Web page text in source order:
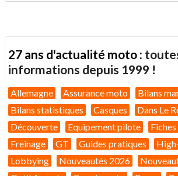
27 ans d'actualité moto :
informations depuis 1999 !
Allemagne Assurance moto
Bilans
Bilans statistiques
Casques
Dans Le
Découverte
Equipement pilote
Freinage
GT Guides pratiques
Lobbying
Nouveautés 2026